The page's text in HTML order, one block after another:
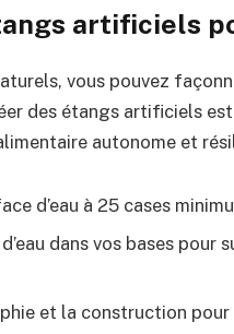
artificiels
vous pouvez
des étangs artificiels
autonome et
d’eau à 25 cases
dans vos bases
et la construction pour